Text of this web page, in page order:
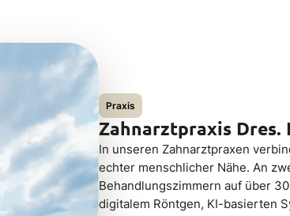
Praxis
Zahnarztpraxis Dres.
In unseren Zahnarztpraxen
echter menschlicher Nähe. An
Behandlungszimmern auf über
digitalem Röntgen, KI-basierten